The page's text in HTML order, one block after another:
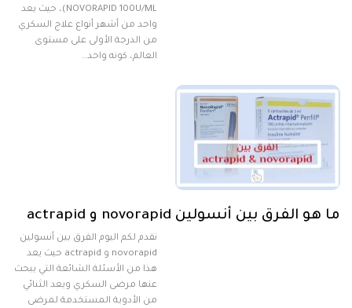
NOVORAPID 100U/ML)، حيث يعد
واحد من أشهر أنواع علاج السكري
من الدرجة الأولى على مستوى
العالم، كونه واحد…
ما هو الفرق بين أنسولين novorapid و actrapid
نقدم لكم اليوم الفرق بين أنسولين
novorapid و actrapid حيث يعد
هذا من الأسئلة الشائعة التي يبحث
عنها مرضى السكري ويعد الثنائي
من الأدوية المستخدمة لمرضى